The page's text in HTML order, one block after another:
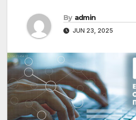
By admin
JUN 23, 2025